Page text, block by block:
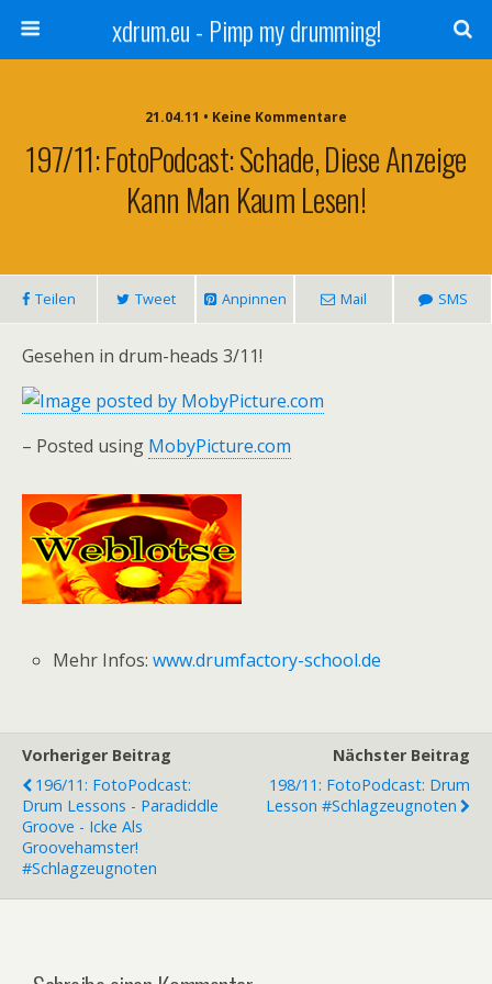
xdrum.eu - Pimp my drumming!
21.04.11 • Keine Kommentare
197/11: FotoPodcast: Schade, Diese Anzeige
Kann Man Kaum Lesen!
Teilen Tweet Anpinnen Mail SMS
Gesehen in drum-heads 3/11!
– Posted using MobyPicture.com
Mehr Infos:www.drumfactory-school.de
Vorheriger Beitrag
196/11: FotoPodcast:
Drum Lessons - Paradiddle
Groove - Icke Als
Groovehamster!
#Schlagzeugnoten
Nächster Beitrag
198/11: FotoPodcast: Drum
Lesson #Schlagzeugnoten